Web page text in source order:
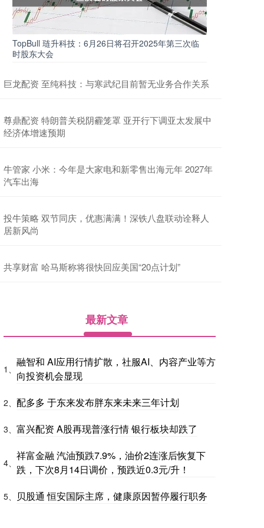
TopBull 琏升科技：6月26日将召开2025年第三次临
时股东大会
巨龙配资 至纯科技：与寒武纪目前暂无业务合作关系
尊鼎配资 特朗普关税阴霾笼罩 亚开行下调亚太发展中
经济体增速预期
牛管家 小米：今年是大家电和新零售出海元年 2027年
汽车出海
投牛策略 双节同庆，优惠满满！深铁八盘联动诠释人
居新风尚
共享财富 哈马斯称将很快回应美国“20点计划”
最新文章
1、
融智和 AI应用行情扩散，社服AI、内容产业等方
向投资机会显现
2、 配多多 于东来发布胖东来未来三年计划
3、 富兴配资 A股再现普涨行情 银行板块却跌了
4、
祥富金融 汽油预跌7.9%，油价2连涨后恢复下
跌，下次8月14日调价，预跌近0.3元/升！
5、 贝股通 恒安国际主席，健康原因暂停履行职务